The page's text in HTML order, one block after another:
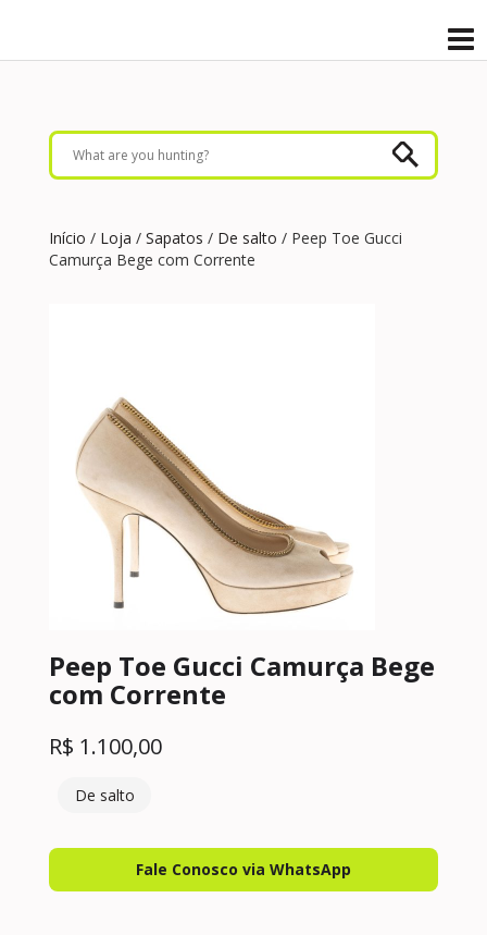
Início / Loja / Sapatos / De salto / Peep Toe Gucci
Camurça Bege com Corrente
Peep Toe Gucci Camurça Bege
com Corrente
R$ 1.100,00
De salto
Fale Conosco via WhatsApp